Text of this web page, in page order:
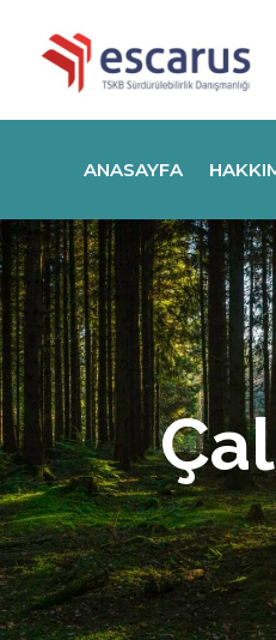
ANASAYFA